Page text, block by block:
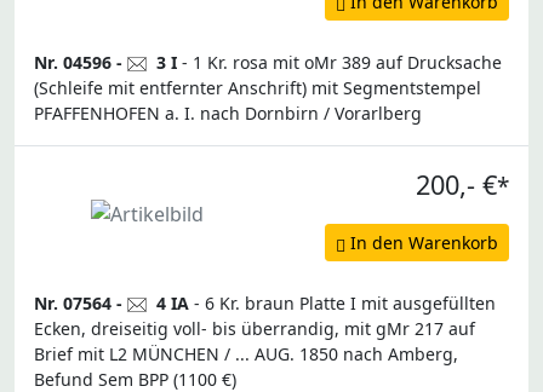
Nr. 04596 - 3 I - 1 Kr. rosa mit oMr 389 auf Drucksache
(Schleife mit entfernter Anschrift) mit Segmentstempel
PFAFFENHOFEN a. I. nach Dornbirn / Vorarlberg
200,- €*
In den Warenkorb
Nr. 07564 - 4 IA - 6 Kr. braun Platte I mit ausgefüllten
Ecken, dreiseitig voll- bis überrandig, mit gMr 217 auf
Brief mit L2 MÜNCHEN / ... AUG. 1850 nach Amberg,
Befund Sem BPP (1100 €)